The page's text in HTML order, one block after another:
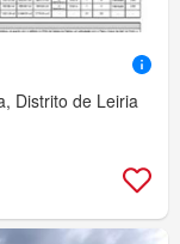
Distrito de Leiria